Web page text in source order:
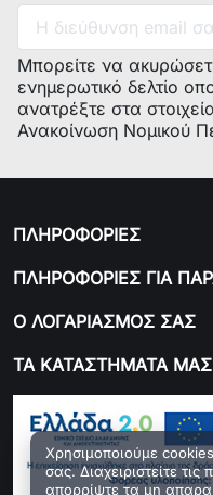
Μπορείτε να
ενημερωτικό δελτίο
ανατρέξτε στα
Ανακοίνωση Νομικού
ΠΛΗΡΟΦΟΡΙΕΣ
ΠΛΗΡΟΦΟΡΙΕΣ ΓΙΑ
Ο ΛΟΓΑΡΙΑΣΜΟΣ ΣΑΣ
ΤΑ ΚΑΤΑΣΤΗΜΑΤΑ ΜΑΣ
Χρησιμοποιούμε
σας. Διαχειριστείτε
απορρίψτε τα μη